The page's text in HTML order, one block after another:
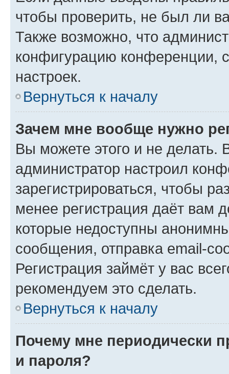
чтобы проверить, не был ли
Также возможно, что
конфигурацию конференции,
настроек.
Вернуться к началу
Зачем мне вообще нужно
Вы можете этого и не делать.
администратор настроил
зарегистрироваться, чтобы
менее регистрация даёт вам
которые недоступны
сообщения, отправка email-
Регистрация займёт у вас
рекомендуем это сделать.
Вернуться к началу
Почему мне периодически
и пароля?